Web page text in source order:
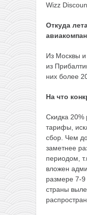
Wizz
Откуда
Из Москвы и
из
них более
На что
Скидка 20%
тарифы,
сбор. Чем
заметнее
периодом,
вложен
размере 7-9
страны